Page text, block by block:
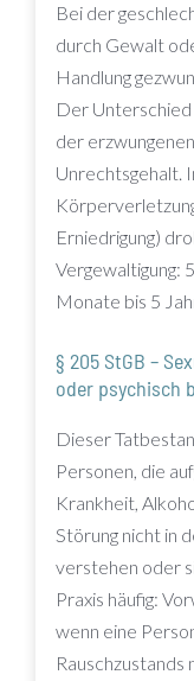
Bei der
durch Gewalt
Handlung
Der Unterschied
der
Unrechtsgehalt.
Erniedrigung)
Vergewaltigung:
Monate bis 5
§ 205 StGB –
oder psychisch
Dieser
Personen, die
Krankheit,
Störung nicht in
verstehen oder
Praxis häufig:
wenn eine
Rauschzustands